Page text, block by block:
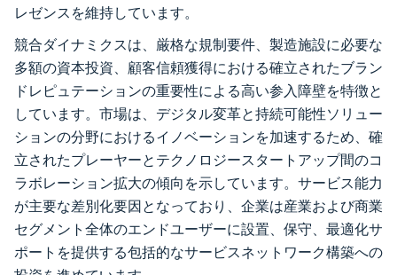
レゼンスを維持しています。
競合ダイナミクスは、厳格な規制要件、製造施設に必要な
多額の資本投資、顧客信頼獲得における確立されたブラン
ドレピュテーションの重要性による高い参入障壁を特徴と
しています。市場は、デジタル変革と持続可能性ソリュー
ションの分野におけるイノベーションを加速するため、確
立されたプレーヤーとテクノロジースタートアップ間のコ
ラボレーション拡大の傾向を示しています。サービス能力
が主要な差別化要因となっており、企業は産業および商業
セグメント全体のエンドユーザーに設置、保守、最適化サ
ポートを提供する包括的なサービスネットワーク構築への